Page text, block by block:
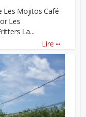
Les Mojitos Café
Les
La...
Lire ...